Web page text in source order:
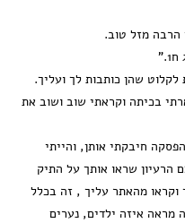
הרבה מזל טוב.
שהן כותבות לך ועליך.
בכיתה וקראתי שוב ושוב את
חיבקתי אותן, והייתי
הרעיון שראו אותך על התיק
וקראו מהאתר עליך , זה בכלל
מראה איזה ילדים, נערים